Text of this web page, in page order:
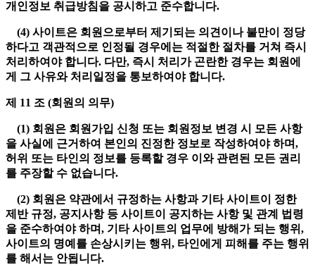
개인정보 취급방침을 공시하고 준수합니다.
(4) 사이트은 회원으로부터 제기되는 의견이나 불만이 정당
하다고 객관적으로 인정될 경우에는 적절한 절차를 거쳐 즉시
처리하여야 합니다. 다만, 즉시 처리가 곤란한 경우는 회원에
게 그 사유와 처리일정을 통보하여야 합니다.
제 11 조 (회원의 의무)
(1) 회원은 회원가입 신청 또는 회원정보 변경 시 모든 사항
을 사실에 근거하여 본인의 진정한 정보로 작성하여야 하며,
허위 또는 타인의 정보를 등록할 경우 이와 관련된 모든 권리
를 주장할 수 없습니다.
(2) 회원은 약관에서 규정하는 사항과 기타 사이트이 정한
제반 규정, 공지사항 등 사이트이 공지하는 사항 및 관계 법령
을 준수하여야 하며, 기타 사이트의 업무에 방해가 되는 행위,
사이트의 명예를 손상시키는 행위, 타인에게 피해를 주는 행위
를 해서는 안됩니다.